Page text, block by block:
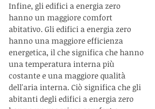
Infine, gli edifici a energia zero
hanno un maggiore comfort
abitativo. Gli edifici a energia zero
hanno una maggiore efficienza
energetica, il che significa che hanno
una temperatura interna più
costante e una maggiore qualità
dell'aria interna. Ciò significa che gli
abitanti degli edifici a energia zero